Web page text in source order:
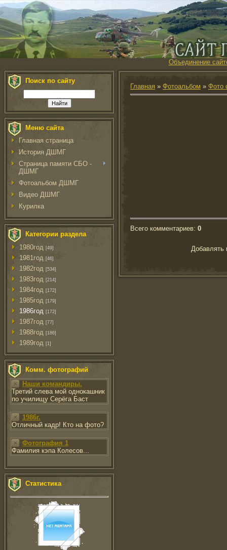
Объединение
Поиск по сайту
Меню сайта
Главная страница
История ДШМГ
Страница памяти СБО -
ДШМГ
Фотоальбом ДШМГ
Видео ДШМГ
Курилка
Категории раздела
1980год [49]
1981год [46]
1982год [534]
1983год [214]
1984год [172]
1985год [179]
1986год [172]
1987год [77]
1988год [186]
1989год [1]
Комм. фотографий
Наши командиры.
Третий слева мой однокашник
по училищу Серёга Баст
1986г.
Отличный кадр! Кто на фото?
Фотография 1
Фамилия кэпа Колесов...
Статистика
Главная » Фотоальбом » Фото
Всего комментариев: 0
Добавлять